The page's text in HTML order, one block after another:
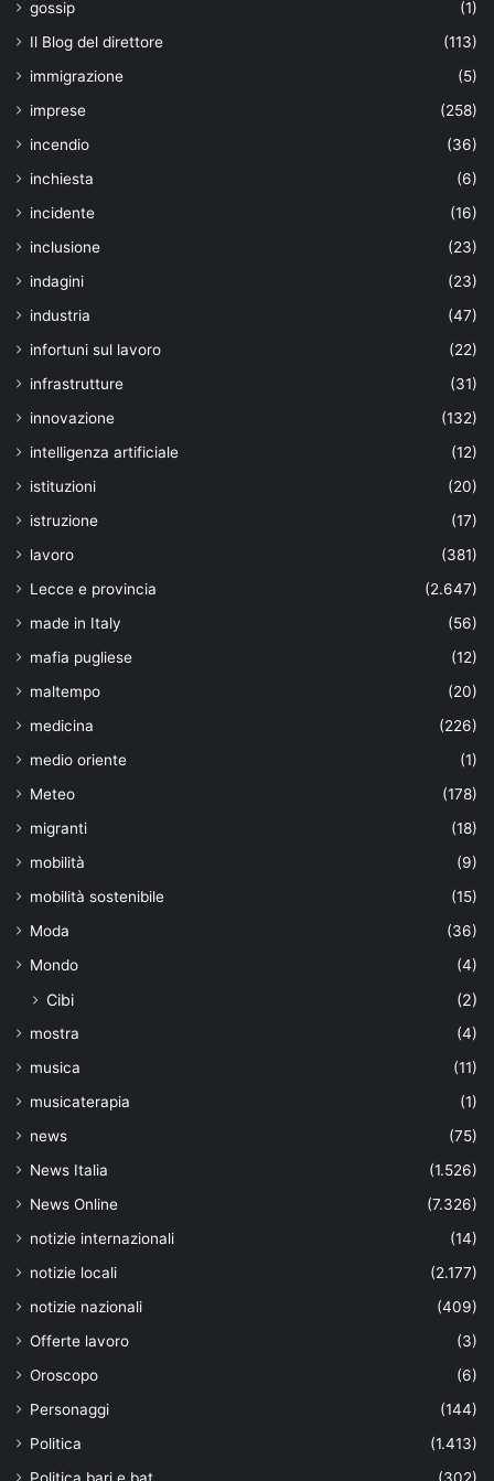
gossip
(1)
Il Blog del direttore
(113)
immigrazione
(5)
imprese
(258)
incendio
(36)
inchiesta
(6)
incidente
(16)
inclusione
(23)
indagini
(23)
industria
(47)
infortuni sul lavoro
(22)
infrastrutture
(31)
innovazione
(132)
intelligenza artificiale
(12)
istituzioni
(20)
istruzione
(17)
lavoro
(381)
Lecce e provincia
(2.647)
made in Italy
(56)
mafia pugliese
(12)
maltempo
(20)
medicina
(226)
medio oriente
(1)
Meteo
(178)
migranti
(18)
mobilità
(9)
mobilità sostenibile
(15)
Moda
(36)
Mondo
(4)
Cibi (2)
mostra
(4)
musica
(11)
musicaterapia
(1)
news
(75)
News Italia
(1.526)
News Online
(7.326)
notizie internazionali
(14)
notizie locali
(2.177)
notizie nazionali
(409)
Offerte lavoro
(3)
Oroscopo
(6)
Personaggi
(144)
Politica
(1.413)